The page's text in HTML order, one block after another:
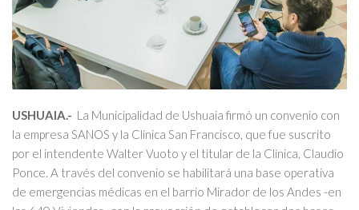
USHUAIA.- La Municipalidad de Ushuaia firmó un convenio con
la empresa SANOS y la Clínica San Francisco, que fue suscrito
por el intendente Walter Vuoto y el titular de la Clínica, Claudio
Ponce. A través del convenio se habilitará una base operativa
de emergencias médicas en el barrio Mirador de los Andes -en